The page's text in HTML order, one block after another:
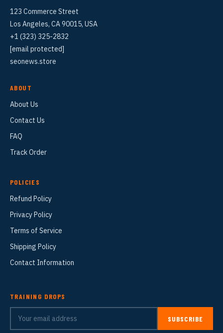
123 Commerce Street
Los Angeles, CA 90015, USA
+1 (323) 325-2832
[email protected]
seonews.store
ABOUT
About Us
Contact Us
FAQ
Track Order
POLICIES
Refund Policy
Privacy Policy
Terms of Service
Shipping Policy
Contact Information
TRAINING DROPS
SUBSCRIBE